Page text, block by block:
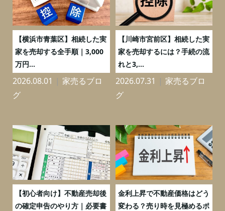
【横浜市青葉区】相続した実
家を売却する全手順｜3,000
万円...
2026.08.01
家売るブロ
グ
【川崎市宮前区】相続した実
家を売却するには？手続の流
れと3,...
2026.07.31
家売るブロ
グ
【初心者向け】不動産売却後
の確定申告のやり方｜必要書
金利上昇で不動産価格はどう
変わる？売り時を見極めるポ